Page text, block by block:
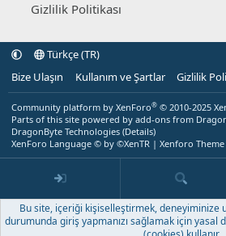
Gizlilik Politikası
Türkçe (TR)
Bize Ulaşın
Kullanım ve Şartlar Gizlilik
Community platform by XenForo® © 2010-2025
Parts of this site powered by add-ons from
DragonByte Technologies (Details)
XenForo Language © by ©XenTR | Xenforo Theme
Bu site, içeriği kişiselleştirmek, deneyiminize
durumunda giriş yapmanızı sağlamak için